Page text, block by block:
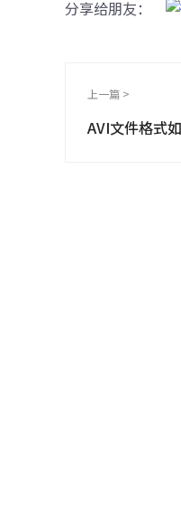
分享给朋友：
上一篇 >
AVI文件格式